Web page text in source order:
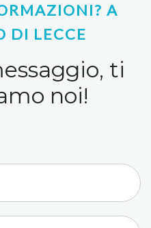
A
DI LECCE
ti
noi!